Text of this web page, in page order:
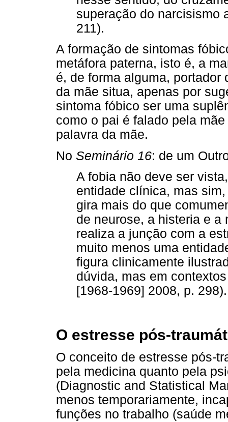
superação do narcisismo
211).
A formação de sintomas
metáfora paterna, isto é, a
é, de forma alguma,
da mãe situa, apenas por
sintoma fóbico ser uma
como o pai é falado pela
palavra da mãe.
No Seminário 16: de um
A fobia não deve ser
entidade clínica, mas
gira mais do que
de neurose, a histeria e a
realiza a junção com a
muito menos uma
figura clinicamente
dúvida, mas em
[1968-1969] 2008, p. 298).
O estresse pós-
O conceito de estresse pós-
pela medicina quanto pela
(Diagnostic and Statistical
menos temporariamente,
funções no trabalho (saúde